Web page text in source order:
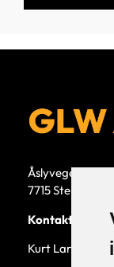
Åslyvegen 5b
7715 Steinkjer
Kontaktperson
Kurt Larsen,